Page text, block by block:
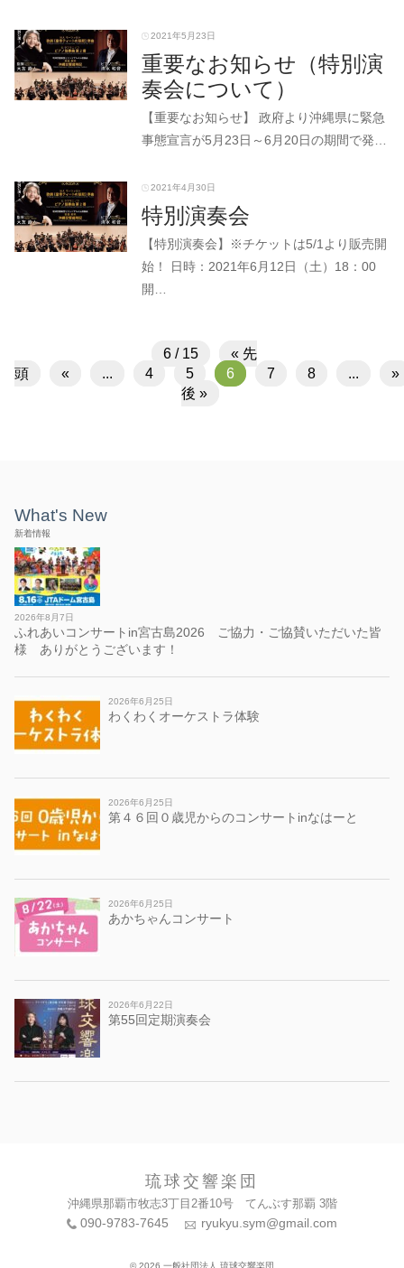
2021年5月23日
重要なお知らせ（特別演
奏会について）
【重要なお知らせ】 政府より沖縄県に緊急
事態宣言が5月23日～6月20日の期間で発…
2021年4月30日
特別演奏会
【特別演奏会】※チケットは5/1より販売開
始！ 日時：2021年6月12日（土）18：00
開…
6 / 15
« 先
頭
« ... 4 5 6 7 8 ...
»
後 »
What's New
新着情報
2026年8月7日
ふれあいコンサートin宮古島2026 ご協力・ご協賛いただいた皆
様 ありがとうございます！
2026年6月25日
わくわくオーケストラ体験
2026年6月25日
第４６回０歳児からのコンサートinなはーと
2026年6月25日
あかちゃんコンサート
2026年6月22日
第55回定期演奏会
琉球交響楽団
沖縄県那覇市牧志3丁目2番10号 てんぶす那覇 3階
090-9783-7645 ryukyu.sym@gmail.com
© 2026 一般社団法人 琉球交響楽団